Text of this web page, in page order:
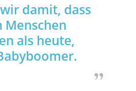
damit, dass
als heute,